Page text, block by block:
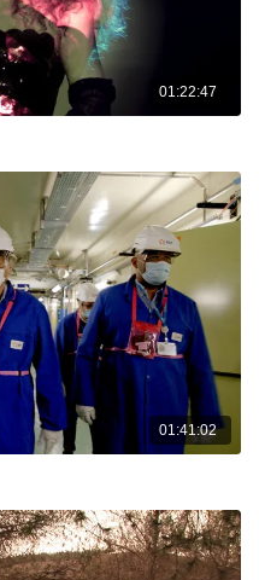
01:22:47
01:41:02